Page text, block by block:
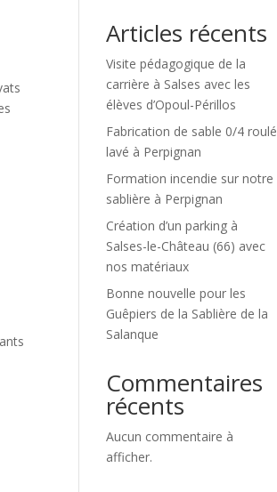
Articles récents
Visite pédagogique de la
carrière à Salses avec les
élèves d’Opoul-Périllos
Fabrication de sable 0/4 roulé
lavé à Perpignan
Formation incendie sur notre
sablière à Perpignan
Création d’un parking à
Salses-le-Château (66) avec
nos matériaux
Bonne nouvelle pour les
Guêpiers de la Sablière de la
Salanque
Commentaires
récents
Aucun commentaire à
afficher.